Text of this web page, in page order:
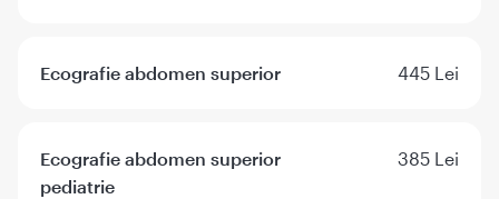
Ecografie abdomen superior 445 Lei
Ecografie abdomen superior
pediatrie
385 Lei